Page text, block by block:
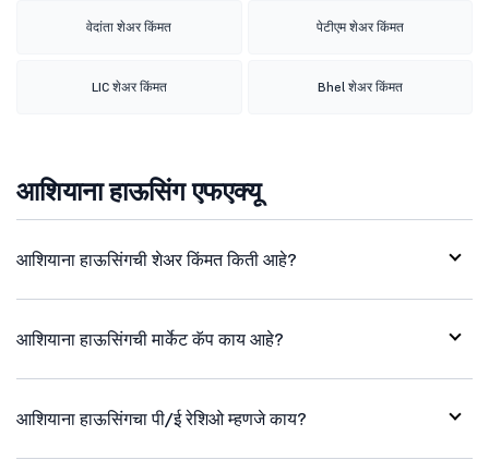
वेदांता शेअर किंमत पेटीएम शेअर किंमत
LIC शेअर किंमत Bhel शेअर किंमत
आशियाना हाऊसिंग एफएक्यू
आशियाना हाऊसिंगची शेअर किंमत किती आहे?
आशियाना हाऊसिंगची मार्केट कॅप काय आहे?
आशियाना हाऊसिंगचा पी/ई रेशिओ म्हणजे काय?